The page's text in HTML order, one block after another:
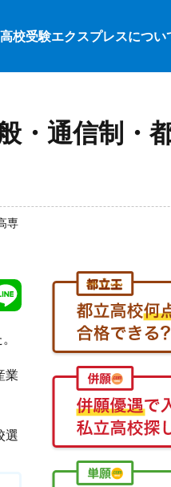
高校受験エクスプレスについ
・通信制・
専
業
選